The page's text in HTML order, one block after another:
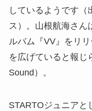
しているようです（
ス）。山根航海さん
ルバム『VV』をリ
を広げていると報じ
Sound）。
STARTOジュニアと